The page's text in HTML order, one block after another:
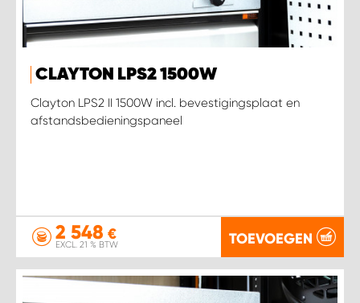
CLAYTON LPS2 1500W
Clayton LPS2 II 1500W incl. bevestigingsplaat en
afstandsbedieningspaneel
2 548 €
EXCL. 21 % BTW TOEVOEGEN